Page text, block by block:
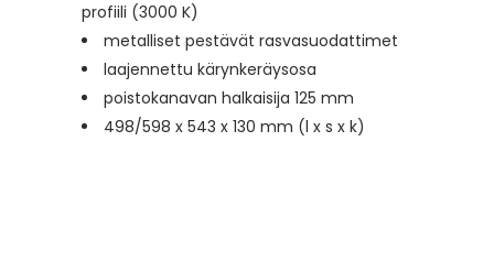
profiili (3000 K)
metalliset pestävät rasvasuodattimet
laajennettu kärynkeräysosa
poistokanavan halkaisija 125 mm
498/598 x 543 x 130 mm (l x s x k)